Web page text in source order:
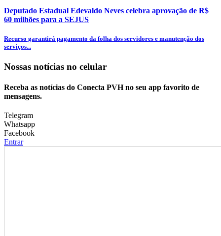
Deputado Estadual Edevaldo Neves celebra aprovação de R$
60 milhões para a SEJUS
Recurso garantirá pagamento da folha dos servidores e manutenção dos
serviços...
Nossas notícias no celular
Receba as notícias do Conecta PVH no seu app favorito de
mensagens.
Telegram
Whatsapp
Facebook
Entrar